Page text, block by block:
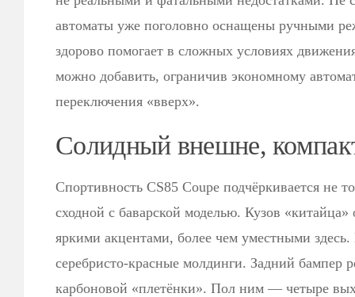
автоматы уже поголовно оснащены ручными
здорово помогает в сложных условиях
можно добавить, ограничив экономному
переключения «вверх».
Солидный внешне,
Спортивность CS85 Coupe подчёркивается не
сходной с баварской моделью. Кузов
яркими акцентами, более чем уместными
серебристо-красные молдинги. Задний бампер
карбоновой «плетёнки». Пол ним — четыре